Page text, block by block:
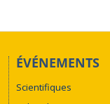
ÉVÉNEMENTS
Scientifiques